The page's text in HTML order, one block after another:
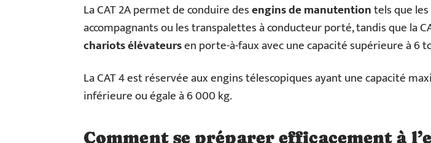
La CAT 2A permet de conduire desengins de manutentiontels que
accompagnants ou les transpalettes à conducteur porté, tandis que la
chariots élévateursen porte-à-faux avec une capacité supérieure à 6
La CAT 4 est réservée aux engins télescopiques ayant une capacité
inférieure ou égale à 6 000 kg.
Comment se préparer efficacement à